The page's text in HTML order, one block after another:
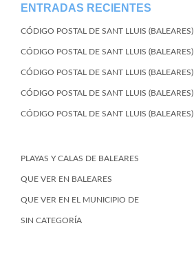
ENTRADAS RECIENTES
CÓDIGO POSTAL DE SANT LLUIS (BALEARES)
CÓDIGO POSTAL DE SANT LLUIS (BALEARES)
CÓDIGO POSTAL DE SANT LLUIS (BALEARES)
CÓDIGO POSTAL DE SANT LLUIS (BALEARES)
CÓDIGO POSTAL DE SANT LLUIS (BALEARES)
PLAYAS Y CALAS DE BALEARES
QUE VER EN BALEARES
QUE VER EN EL MUNICIPIO DE
SIN CATEGORÍA